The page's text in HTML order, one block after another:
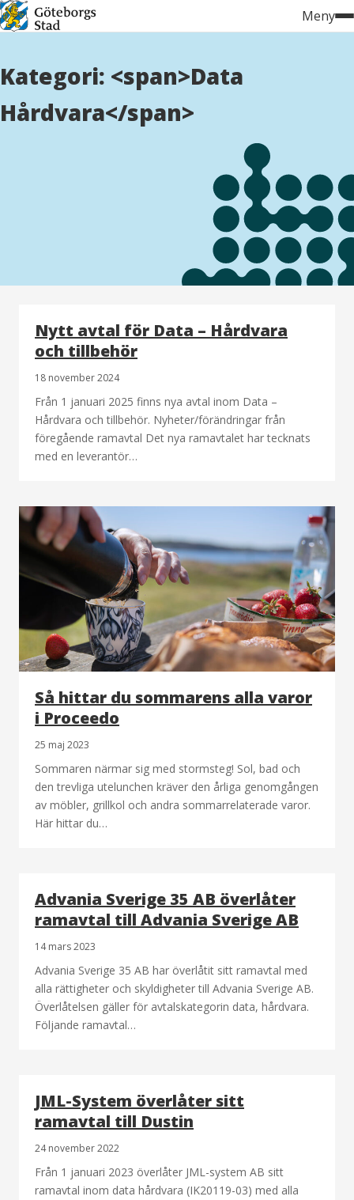
Hoppa
till
Meny
Kategori: <span>Data
Hårdvara</span>
Nytt avtal för Data – Hårdvara
och tillbehör
18 november 2024
Från 1 januari 2025 finns nya avtal inom Data –
Hårdvara och tillbehör. Nyheter/förändringar från
föregående ramavtal Det nya ramavtalet har tecknats
med en leverantör…
Så hittar du sommarens alla varor
i Proceedo
25 maj 2023
Sommaren närmar sig med stormsteg! Sol, bad och
den trevliga utelunchen kräver den årliga genomgången
av möbler, grillkol och andra sommarrelaterade varor.
Här hittar du…
Advania Sverige 35 AB överlåter
ramavtal till Advania Sverige AB
14 mars 2023
Advania Sverige 35 AB har överlåtit sitt ramavtal med
alla rättigheter och skyldigheter till Advania Sverige AB.
Överlåtelsen gäller för avtalskategorin data, hårdvara.
Följande ramavtal…
JML-System överlåter sitt
ramavtal till Dustin
24 november 2022
Från 1 januari 2023 överlåter JML-system AB sitt
ramavtal inom data hårdvara (IK20119-03) med alla